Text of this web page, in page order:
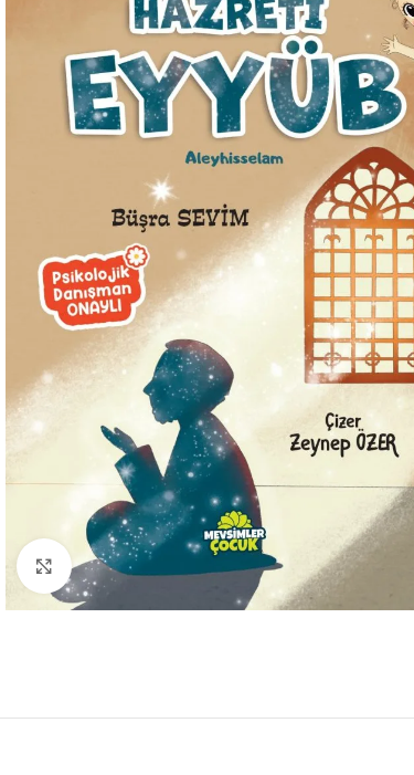
Büyütmek için tıklayın